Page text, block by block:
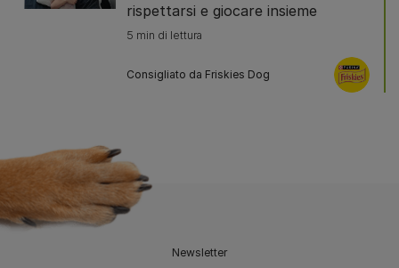
rispettarsi e giocare insieme
5 min di lettura
Consigliato da Friskies Dog
Newsletter